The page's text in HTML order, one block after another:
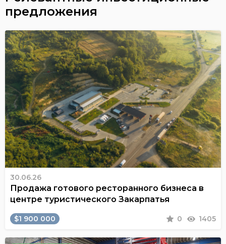
предложения
30.06.26
Продажа готового ресторанного бизнеса в
центре туристического Закарпатья
$1 900 000 0 1405